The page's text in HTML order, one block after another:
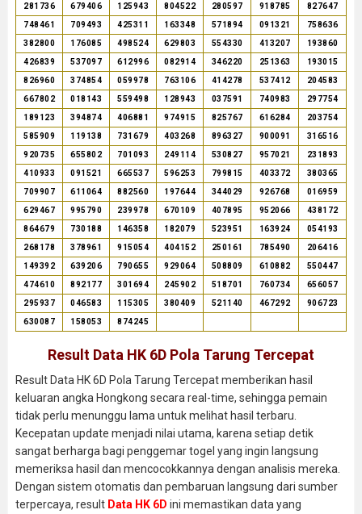
281736 679406 125943 804522 280597 918785 827647
748461 709493 425311 163348 571894 091321 758636
382800 176085 498524 629803 554330 413207 193860
426839 537097 612996 082914 346220 251363 193015
826960 374854 059978 763106 414278 537412 204583
667802 018143 559498 128943 037591 740983 297754
189123 394874 406881 974915 825767 616284 203754
585909 119138 731679 403268 896327 900091 316516
920735 655802 701093 249114 530827 957021 231893
410933 091521 665537 596253 799815 403372 380365
709907 611064 882560 197644 344029 926768 016959
629467 995790 239978 670109 407895 952066 438172
864679 730188 146358 182079 523951 163924 054193
268178 378961 915054 404152 250161 785490 206416
149392 639206 790655 929064 508809 610882 550447
474610 892177 301694 245902 518701 760734 656057
295937 046583 115305 380409 521140 467292 906723
630087 158053 874245
Result Data HK 6D Pola Tarung Tercepat
Result Data HK 6D Pola Tarung Tercepat memberikan hasil
keluaran angka Hongkong secara real-time, sehingga pemain
tidak perlu menunggu lama untuk melihat hasil terbaru.
Kecepatan update menjadi nilai utama, karena setiap detik
sangat berharga bagi penggemar togel yang ingin langsung
memeriksa hasil dan mencocokkannya dengan analisis mereka.
Dengan sistem otomatis dan pembaruan langsung dari sumber
terpercaya, result Data HK 6D ini memastikan data yang